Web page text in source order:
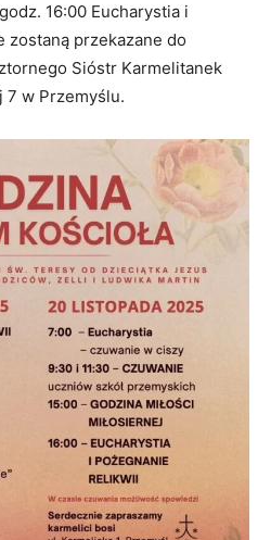
16:00 Eucharystia i
przekazane do
Sióstr Karmelitanek
7 w Przemyślu.